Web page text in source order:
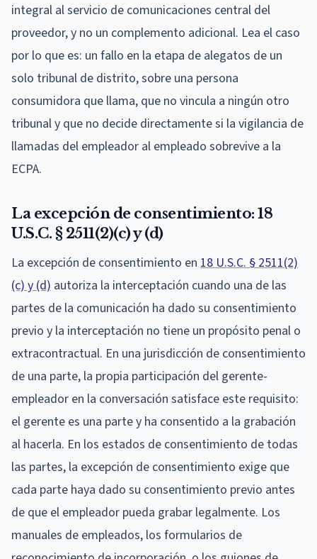
integral al servicio de comunicaciones central del
proveedor, y no un complemento adicional. Lea el caso
por lo que es: un fallo en la etapa de alegatos de un
solo tribunal de distrito, sobre una persona
consumidora que llama, que no vincula a ningún otro
tribunal y que no decide directamente si la vigilancia de
llamadas del empleador al empleado sobrevive a la
ECPA.
La excepción de consentimiento: 18
U.S.C. § 2511(2)(c) y (d)
La excepción de consentimiento en 18 U.S.C. § 2511(2)
(c) y (d) autoriza la interceptación cuando una de las
partes de la comunicación ha dado su consentimiento
previo y la interceptación no tiene un propósito penal o
extracontractual. En una jurisdicción de consentimiento
de una parte, la propia participación del gerente-
empleador en la conversación satisface este requisito:
el gerente es una parte y ha consentido a la grabación
al hacerla. En los estados de consentimiento de todas
las partes, la excepción de consentimiento exige que
cada parte haya dado su consentimiento previo antes
de que el empleador pueda grabar legalmente. Los
manuales de empleados, los formularios de